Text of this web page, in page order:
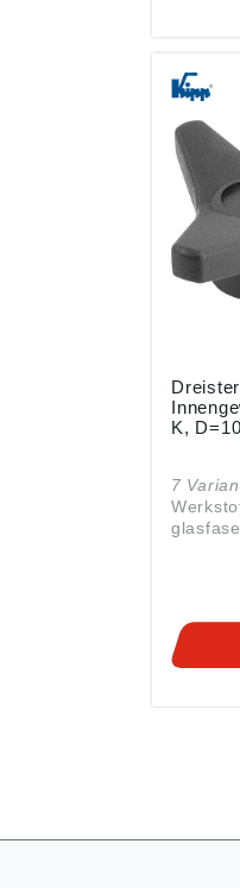
10 D: M10 D1: 80 H1: 37
D2: 26 T: 17 Ausführung:
Buchse
K,
7